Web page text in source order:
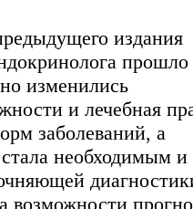
издания
прошло
изменились
и лечебная
заболеваний, а
необходимым и
возможности